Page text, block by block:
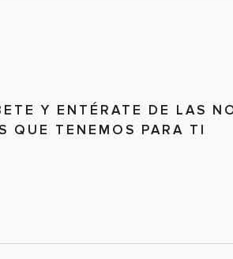
Y ENTÉRATE DE LAS
QUE TENEMOS PARA TI